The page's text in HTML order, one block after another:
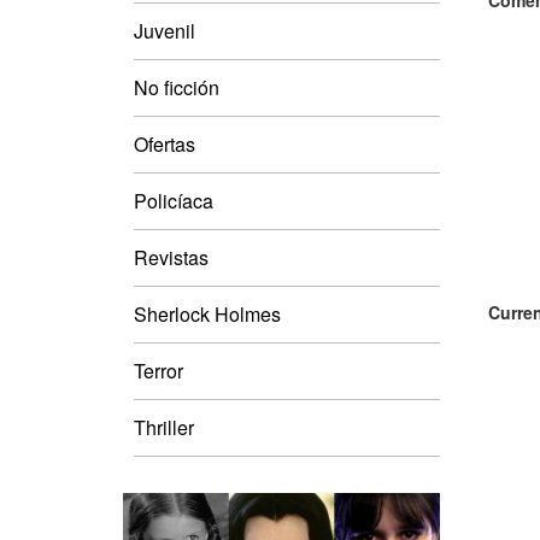
Juvenil
No ficción
Ofertas
Policíaca
Revistas
Sherlock Holmes
Terror
Thriller